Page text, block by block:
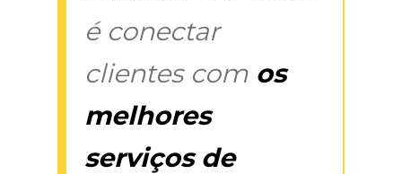
é conectar
clientes com os
melhores
serviços de